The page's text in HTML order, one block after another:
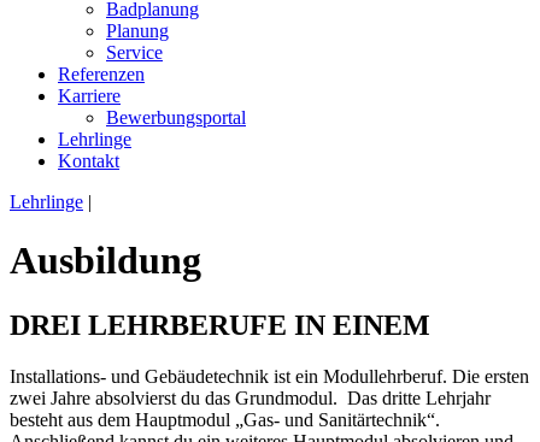
Badplanung
Planung
Service
Referenzen
Karriere
Bewerbungsportal
Lehrlinge
Kontakt
Lehrlinge |
Ausbildung
DREI LEHRBERUFE IN EINEM
Installations- und Gebäudetechnik ist ein Modullehrberuf. Die ersten
zwei Jahre absolvierst du das Grundmodul. Das dritte Lehrjahr
besteht aus dem Hauptmodul „Gas- und Sanitärtechnik“.